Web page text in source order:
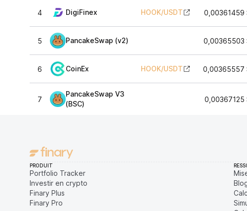
4 DigiFinex HOOK/USDT 0,00361459
5 PancakeSwap (v2) 0,00365503
6 CoinEx HOOK/USDT 0,00365557
7
PancakeSwap V3
(BSC)
0,00367125
PRODUIT
Portfolio Tracker
Investir en crypto
Finary Plus
Finary Pro